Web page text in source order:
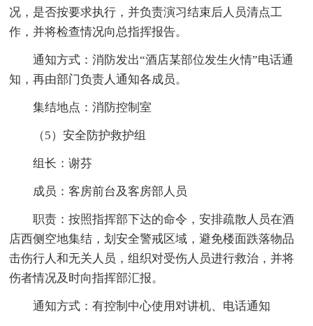
况，是否按要求执行，并负责演习结束后人员清点工
作，并将检查情况向总指挥报告。
通知方式：消防发出“酒店某部位发生火情”电话通
知，再由部门负责人通知各成员。
集结地点：消防控制室
（5）安全防护救护组
组长：谢芬
成员：客房前台及客房部人员
职责：按照指挥部下达的命令，安排疏散人员在酒
店西侧空地集结，划安全警戒区域，避免楼面跌落物品
击伤行人和无关人员，组织对受伤人员进行救治，并将
伤者情况及时向指挥部汇报。
通知方式：有控制中心使用对讲机、电话通知